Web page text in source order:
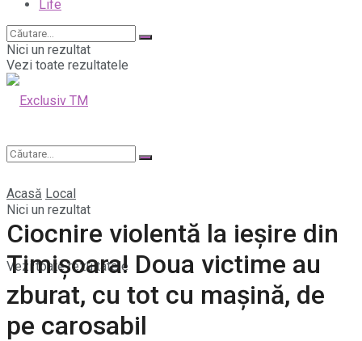
Life
Nici un rezultat
Vezi toate rezultatele
Nici un rezultat
Vezi toate rezultatele
Acasă Local
Ciocnire violentă la ieșire din
Timișoara! Doua victime au
zburat, cu tot cu mașină, de
pe carosabil